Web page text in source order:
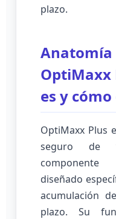
plazo.
Anatomía
OptiMaxx
es y
OptiMaxx Plus
seguro de
diseñado
acumulación
plazo. Su